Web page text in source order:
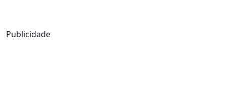
Publicidade